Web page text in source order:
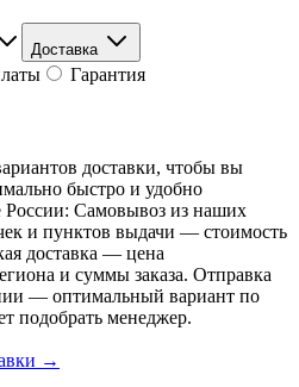
Доставка
Гарантия
доставки, чтобы вы
быстро и удобно
России: Самовывоз из наших
и пунктов выдачи — стоимость
доставка — цена
и суммы заказа. Отправка
— оптимальный вариант по
подобрать менеджер.
→